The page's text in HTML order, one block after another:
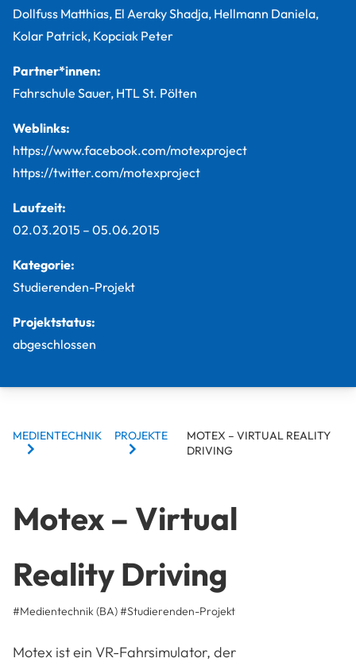
Dollfuss Matthias, El Aeraky Shadja, Hellmann Daniela,
Kolar Patrick, Kopciak Peter
Partner*innen:
Fahrschule Sauer, HTL St. Pölten
Weblinks:
https://www.facebook.com/motexproject
https://twitter.com/motexproject
Laufzeit:
02.03.2015 – 05.06.2015
Kategorie:
Studierenden-Projekt
Projektstatus:
abgeschlossen
BREADCRUMBS
MEDIENTECHNIK PROJEKTE
MOTEX – VIRTUAL REALITY
DRIVING
Motex – Virtual
Reality Driving
#Medientechnik (BA)#Studierenden-Projekt
Motex ist ein VR-Fahrsimulator, der